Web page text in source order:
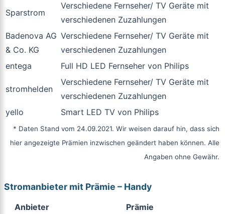
Sparstrom
Verschiedene Fernseher/ TV Geräte mit
verschiedenen Zuzahlungen
Badenova AG
& Co. KG
Verschiedene Fernseher/ TV Geräte mit
verschiedenen Zuzahlungen
entega
Full HD LED Fernseher von Philips
stromhelden
Verschiedene Fernseher/ TV Geräte mit
verschiedenen Zuzahlungen
yello
Smart LED TV von Philips
* Daten Stand vom 24.09.2021. Wir weisen darauf hin, dass sich
hier angezeigte Prämien inzwischen geändert haben können. Alle
Angaben ohne Gewähr.
Stromanbieter mit Prämie – Handy
Anbieter Prämie